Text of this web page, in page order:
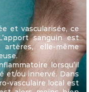
et vascularisée, ce
sanguin est
elle-même
lorsqu’il
et/ou innervé. Dans
vasculaire local est